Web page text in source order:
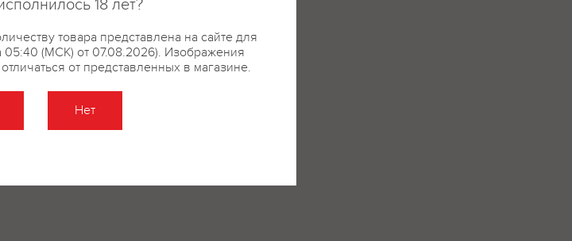
18 лет?
товара представлена на сайте для
(МСК) от 07.08.2026). Изображения
от представленных в магазине.
Нет